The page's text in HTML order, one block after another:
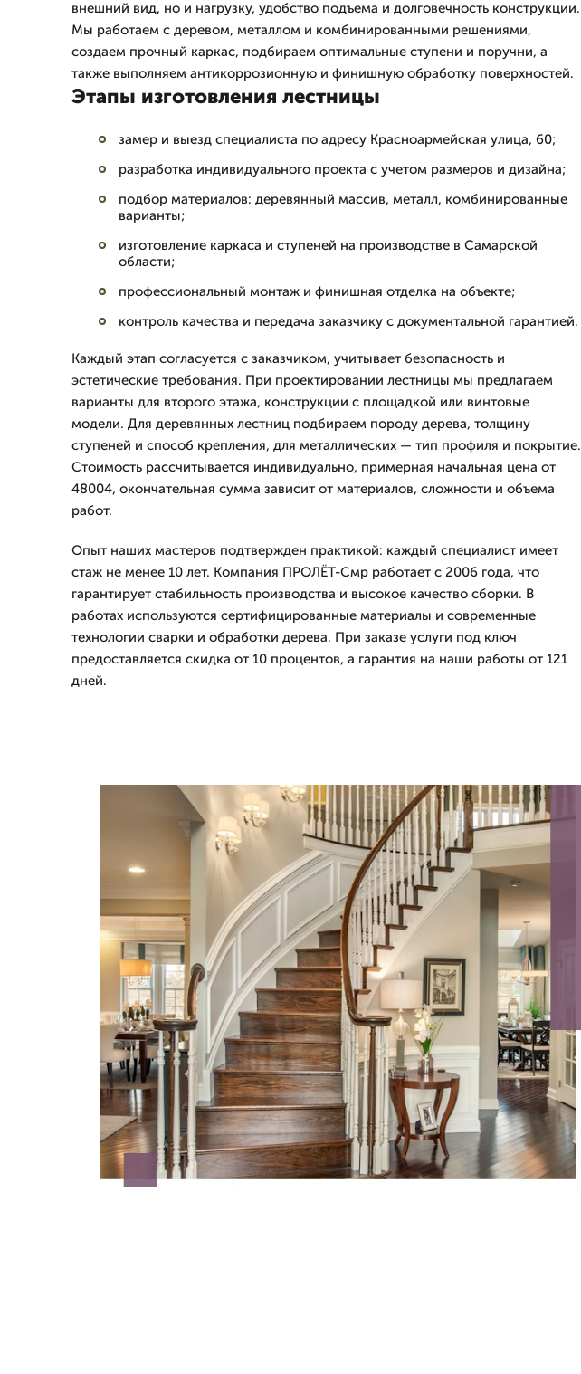
внешний вид, но и нагрузку, удобство подъема и долговечность конструкции.
Мы работаем с деревом, металлом и комбинированными решениями,
создаем прочный каркас, подбираем оптимальные ступени и поручни, а
также выполняем антикоррозионную и финишную обработку поверхностей.
Этапы изготовления лестницы
замер и выезд специалиста по адресу Красноармейская улица, 60;
разработка индивидуального проекта с учетом размеров и дизайна;
подбор материалов: деревянный массив, металл, комбинированные
варианты;
изготовление каркаса и ступеней на производстве в Самарской
области;
профессиональный монтаж и финишная отделка на объекте;
контроль качества и передача заказчику с документальной гарантией.
Каждый этап согласуется с заказчиком, учитывает безопасность и
эстетические требования. При проектировании лестницы мы предлагаем
варианты для второго этажа, конструкции с площадкой или винтовые
модели. Для деревянных лестниц подбираем породу дерева, толщину
ступеней и способ крепления, для металлических — тип профиля и покрытие.
Стоимость рассчитывается индивидуально, примерная начальная цена от
48004, окончательная сумма зависит от материалов, сложности и объема
работ.
Опыт наших мастеров подтвержден практикой: каждый специалист имеет
стаж не менее 10 лет. Компания ПРОЛЁТ-Смр работает с 2006 года, что
гарантирует стабильность производства и высокое качество сборки. В
работах используются сертифицированные материалы и современные
технологии сварки и обработки дерева. При заказе услуги под ключ
предоставляется скидка от 10 процентов, а гарантия на наши работы от 121
дней.